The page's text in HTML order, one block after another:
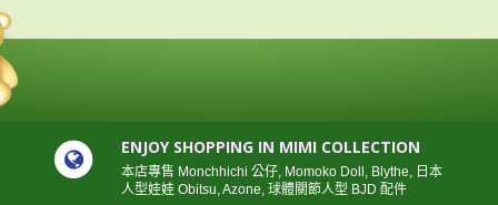
ENJOY SHOPPING IN MIMI COLLECTION
本店專售 Monchhichi 公仔, Momoko Doll, Blythe, 日本
人型娃娃 Obitsu, Azone, 球體關節人型 BJD 配件